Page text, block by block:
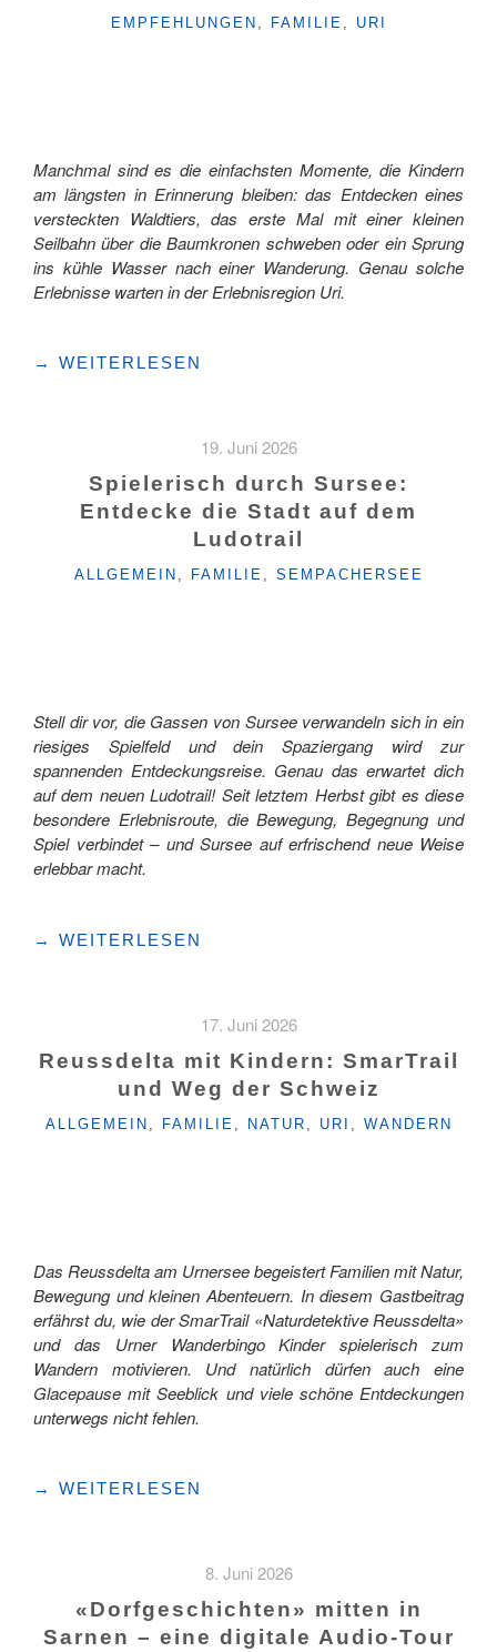
KATEGORIEN
EMPFEHLUNGEN FAMILIE URI
Manchmal sind es die einfachsten Momente, die Kindern
am längsten in Erinnerung bleiben: das Entdecken eines
versteckten Waldtiers, das erste Mal mit einer kleinen
Seilbahn über die Baumkronen schweben oder ein Sprung
ins kühle Wasser nach einer Wanderung. Genau solche
Erlebnisse warten in der Erlebnisregion Uri.
"SOMMERFERIEN
FAMILIENAUSFLÜGE
ERLEBNISREGION
→ WEITERLESEN
19. Juni 2026
Spielerisch durch Sursee:
Entdecke die Stadt auf dem
Ludotrail
KATEGORIEN
ALLGEMEIN , FAMILIE , SEMPACHERSEE
Stell dir vor, die Gassen von Sursee verwandeln sich in ein
riesiges Spielfeld und dein Spaziergang wird zur
spannenden Entdeckungsreise. Genau das erwartet dich
auf dem neuen Ludotrail! Seit letztem Herbst gibt es diese
besondere Erlebnisroute, die Bewegung, Begegnung und
Spiel verbindet – und Sursee auf erfrischend neue Weise
erlebbar macht.
"SPIELERISCH
STADT
LUDOTRAIL"
→ WEITERLESEN
17. Juni 2026
Reussdelta mit Kindern: SmarTrail
und Weg der Schweiz
KATEGORIEN
ALLGEMEIN FAMILIE NATUR URI WANDERN
Das Reussdelta am Urnersee begeistert Familien mit Natur,
Bewegung und kleinen Abenteuern. In diesem Gastbeitrag
erfährst du, wie der SmarTrail «Naturdetektive Reussdelta»
und das Urner Wanderbingo Kinder spielerisch zum
Wandern motivieren. Und natürlich dürfen auch eine
Glacepause mit Seeblick und viele schöne Entdeckungen
unterwegs nicht fehlen.
"REUSSDELTA
WEG
DER
→ WEITERLESEN
8. Juni 2026
«Dorfgeschichten» mitten in
Sarnen – eine digitale Audio-Tour